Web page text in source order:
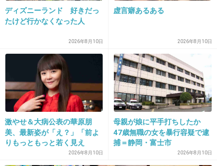
13. 匿名2015/12/30(水) 10:36:42
秋元康の家のお手伝い(家政婦)になりたいわ
給料沢山ください
+22 -3
テレビで欅坂見た事ないからどんな声なのかも
知らない
ディズニーランド 好きだっ
たけど行かなくなった人
2026年8月10日
虚言癖あるある
2026年8月10日
激やせ＆大病公表の華原朋
美、最新姿が「え？」「前よ
りもっともっと若く見え
2026年8月10日
母親が娘に平手打ちしたか
47歳無職の女を暴行容疑で逮
捕＝静岡・富士市
2026年8月10日